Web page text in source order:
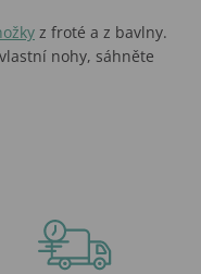
z froté a z bavlny.
nohy, sáhněte